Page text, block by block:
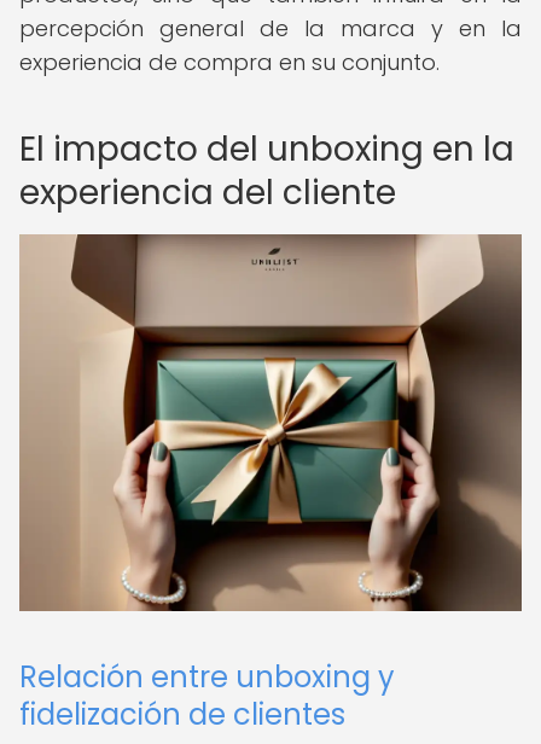
percepción general de la marca y en la
experiencia de compra en su conjunto.
El impacto del unboxing en la
experiencia del cliente
Relación entre unboxing y
fidelización de clientes